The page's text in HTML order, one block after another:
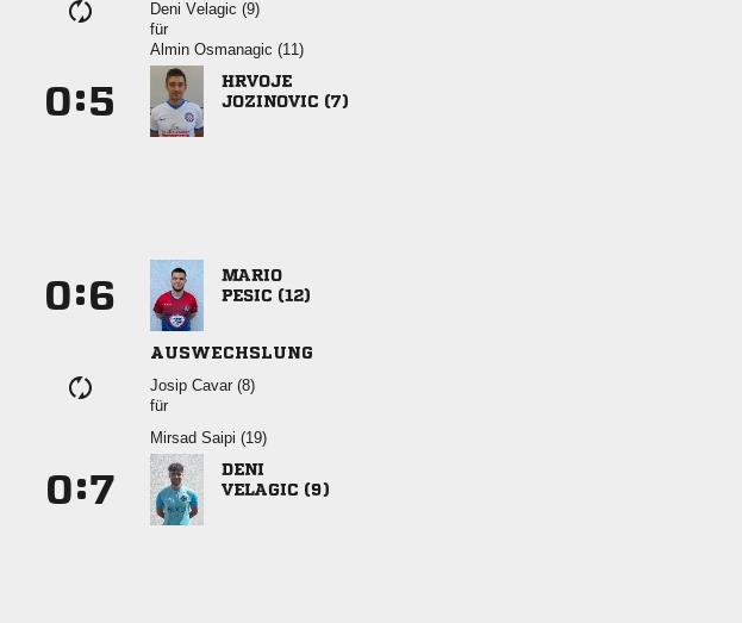
  
für
  
:

 
:

 
AUSWECHSLUNG
  
für
  
:

 